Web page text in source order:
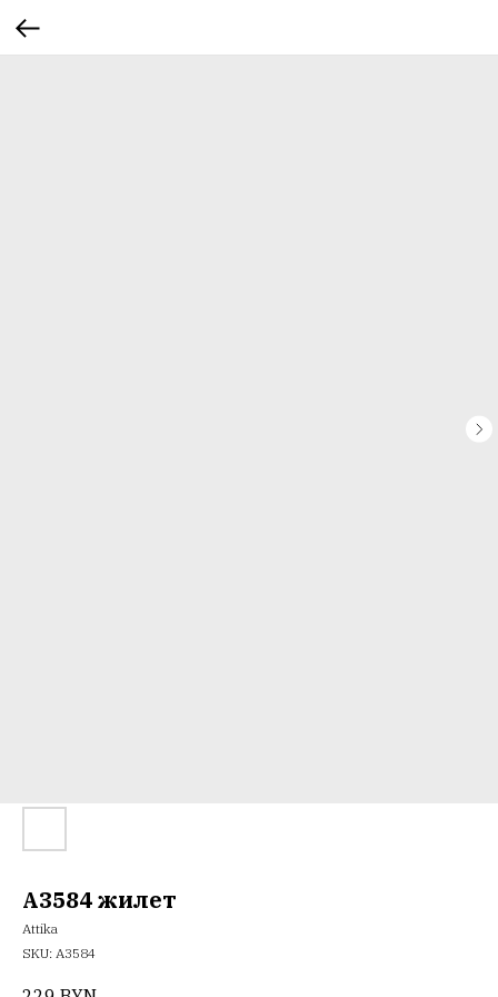
A3584 жилет
Attika
SKU: А3584